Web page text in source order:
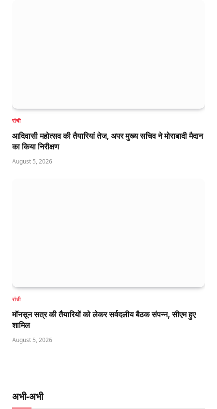
रांची
आदिवासी महोत्सव की तैयारियां तेज, अपर मुख्य सचिव ने मोराबादी मैदान
का किया निरीक्षण
August 5, 2026
रांची
मॉनसून सत्र की तैयारियों को लेकर सर्वदलीय बैठक संपन्न, सीएम हुए
शामिल
August 5, 2026
अभी-अभी